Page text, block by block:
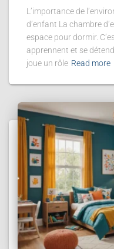
L’importance de
d’enfant La chambre
espace pour dormir.
apprennent et se
joue un rôle Read more